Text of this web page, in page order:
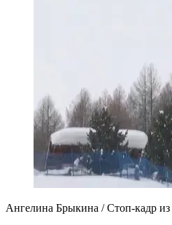
Ангелина Брыкина / Стоп-кадр из